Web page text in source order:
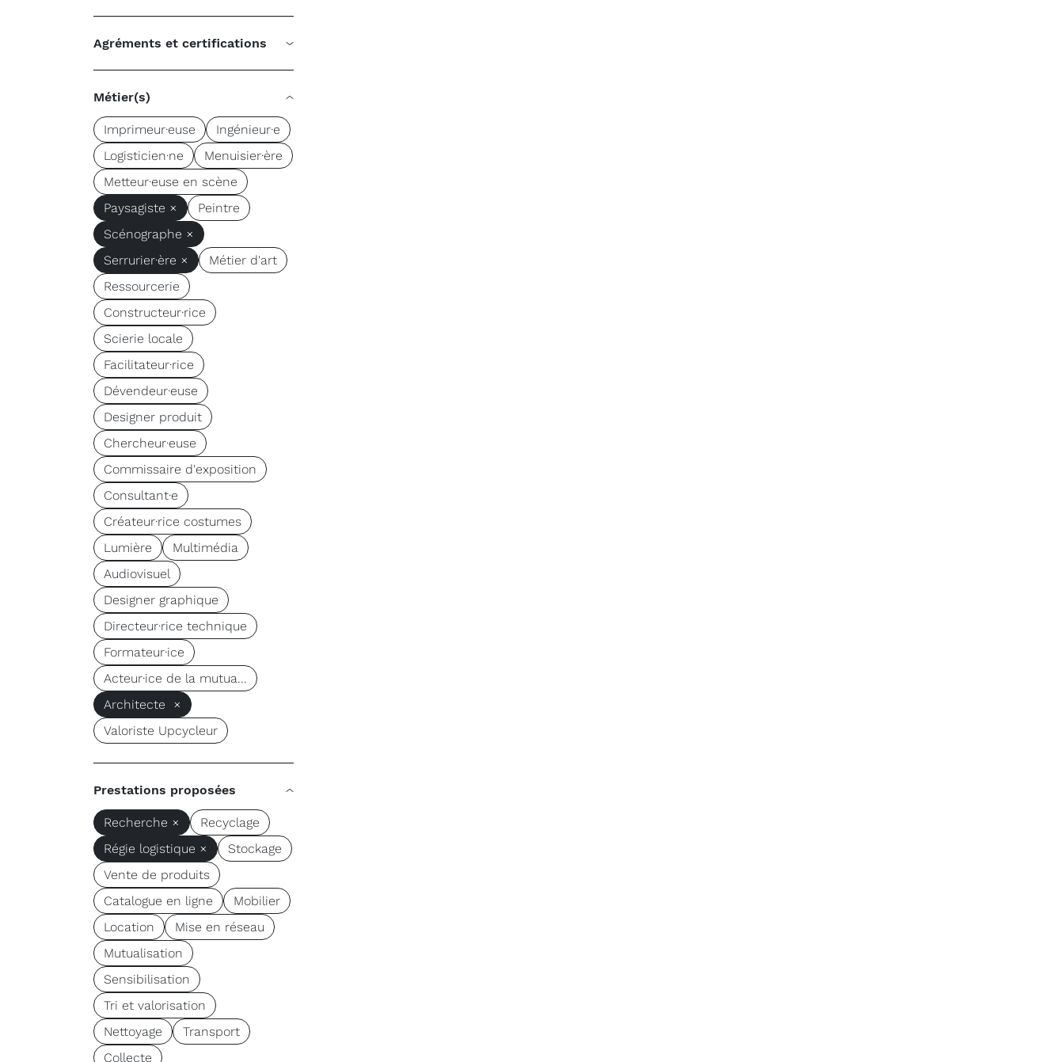
Agréments et certifications
Métier(s)
Imprimeur·euse
Ingénieur·e
Logisticien·ne
Menuisier·ère
Metteur·euse en scène
Paysagiste ×
Peintre
Scénographe ×
Serrurier·ère ×
Métier d'art
Ressourcerie
Constructeur·rice
Scierie locale
Facilitateur·rice
Dévendeur·euse
Designer produit
Chercheur·euse
Commissaire d'exposition
Consultant·e
Créateur·rice costumes
Lumière
Multimédia
Audiovisuel
Designer graphique
Directeur·rice technique
Formateur·ice
Acteur·ice de la mutua...
Architecte ×
Valoriste Upcycleur
Prestations proposées
Recherche ×
Recyclage
Régie logistique ×
Stockage
Vente de produits
Catalogue en ligne
Mobilier
Location
Mise en réseau
Mutualisation
Sensibilisation
Tri et valorisation
Nettoyage
Transport
Collecte